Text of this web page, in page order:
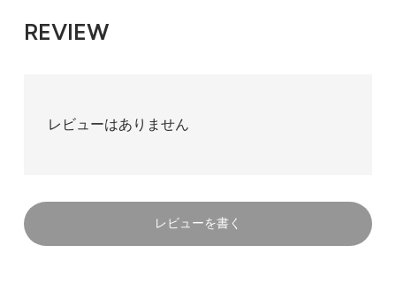
REVIEW
レビューはありません
レビューを書く